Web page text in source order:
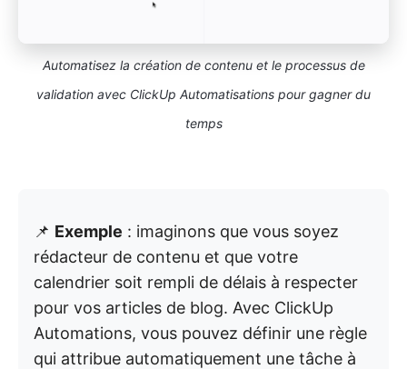
Automatisez la création de contenu et le processus de
validation avec ClickUp Automatisations pour gagner du
temps
📌 Exemple : imaginons que vous soyez
rédacteur de contenu et que votre
calendrier soit rempli de délais à respecter
pour vos articles de blog. Avec ClickUp
Automations, vous pouvez définir une règle
qui attribue automatiquement une tâche à